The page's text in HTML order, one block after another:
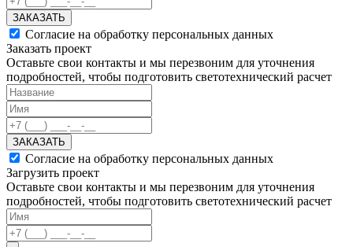
ЗАКАЗАТЬ
Согласие на обработку персональных данных
Заказать проект
Оставьте свои контакты и мы перезвоним для уточнения
подробностей, чтобы подготовить светотехнический расчет
ЗАКАЗАТЬ
Согласие на обработку персональных данных
Загрузить проект
Оставьте свои контакты и мы перезвоним для уточнения
подробностей, чтобы подготовить светотехнический расчет